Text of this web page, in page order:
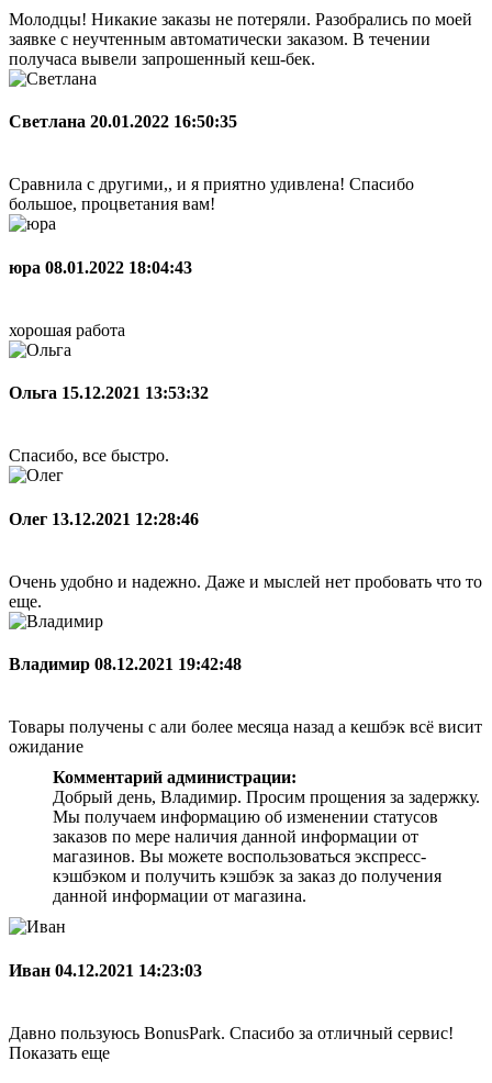
Молодцы! Никакие заказы не потеряли. Разобрались по моей
заявке с неучтенным автоматически заказом. В течении
получаса вывели запрошенный кеш-бек.
Светлана 20.01.2022 16:50:35
Сравнила с другими,, и я приятно удивлена! Спасибо
большое, процветания вам!
юра 08.01.2022 18:04:43
хорошая работа
Ольга 15.12.2021 13:53:32
Спасибо, все быстро.
Олег 13.12.2021 12:28:46
Очень удобно и надежно. Даже и мыслей нет пробовать что то
еще.
Владимир 08.12.2021 19:42:48
Товары получены с али более месяца назад а кешбэк всё висит
ожидание
Комментарий администрации:
Добрый день, Владимир. Просим прощения за задержку.
Мы получаем информацию об изменении статусов
заказов по мере наличия данной информации от
магазинов. Вы можете воспользоваться экспресс-
кэшбэком и получить кэшбэк за заказ до получения
данной информации от магазина.
Иван 04.12.2021 14:23:03
Давно пользуюсь BonusPark. Спасибо за отличный сервис!
Показать еще